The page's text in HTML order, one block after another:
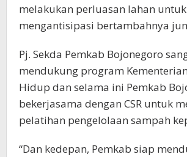
melakukan perluasan lahan untuk
mengantisipasi bertambahnya
Pj. Sekda Pemkab Bojonegoro
mendukung program
Hidup dan selama ini Pemkab
bekerjasama dengan CSR untuk
pelatihan pengelolaan sampah
“Dan kedepan, Pemkab siap